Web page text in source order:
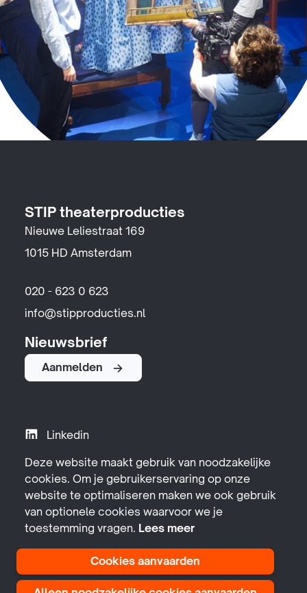
STIP theaterproducties
Nieuwe Leliestraat 169
1015 HD Amsterdam
020 - 623 0 623
info@stipproducties.nl
Nieuwsbrief
Aanmelden
Linkedin
Instagram
YouTube
Facebook
Deze website maakt gebruik van noodzakelijke
cookies. Om je gebruikerservaring op onze
website te optimaliseren maken we ook gebruik
van optionele cookies waarvoor we je
toestemming vragen. Lees meer
Cookies aanvaarden